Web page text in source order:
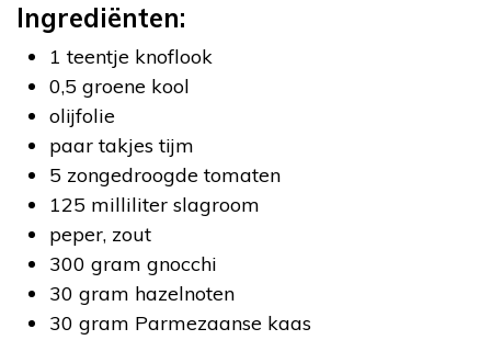
Ingrediënten:
1 teentje knoflook
0,5 groene kool
olijfolie
paar takjes tijm
5 zongedroogde tomaten
125 milliliter slagroom
peper, zout
300 gram gnocchi
30 gram hazelnoten
30 gram Parmezaanse kaas